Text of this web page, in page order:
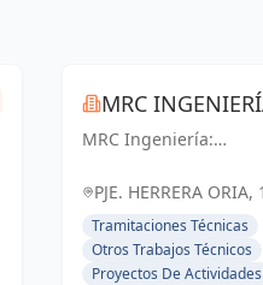
MRC
MRC Ingeniería:
vanguardia para
Málaga y toda
Andalucía.
PJE. HERRERA
ESPAÑA, España
Tramitaciones Técnicas
Otros Trabajos Técnicos
Proyectos De Actividades